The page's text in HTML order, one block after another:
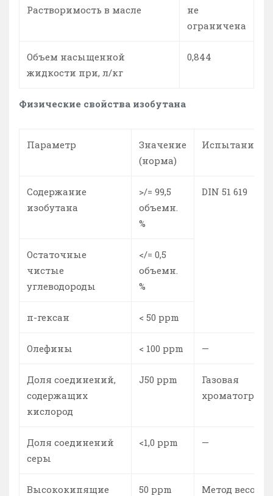
Физические свойства изобутана
Растворимость в масле
не
ограничена
Объем насыщенной
жидкости при, л/кг
0,844
Параметр
Значение
(норма)
Испытание
Содержание
изобутана
>/= 99,5
объемн.
%
DIN 51 619
Остаточные
чистые
углеводороды
</= 0,5
объемн.
%
п-гексан < 50 ppm
Олефины < 100 ppm —
Доля соединений,
содержащих
кислород
J50 ppm
Газовая
Доля соединений
серы
<1,0 ppm —
Высококипящие
50 ppm
Метод